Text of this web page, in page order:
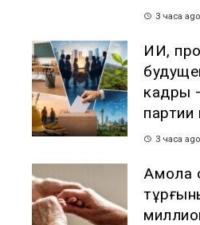
3 часа ago
ИИ,
кадры
партии
3 часа ago